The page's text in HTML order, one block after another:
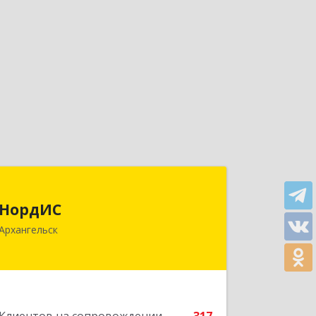
НордИС
Архангельск г, Гайдара ул, дом № 55,